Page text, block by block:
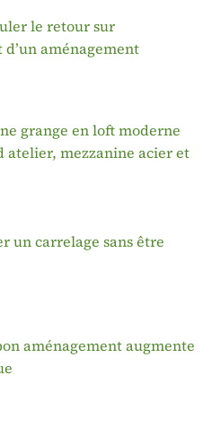
le retour sur
aménagement
grange en loft moderne
atelier, mezzanine acier et
un carrelage sans être
aménagement augmente